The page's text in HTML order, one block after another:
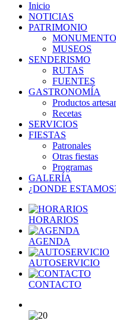
Inicio
NOTICIAS
PATRIMONIO
MUSEOS
SENDERISMO
RUTAS
FUENTES
GASTRONOMÍA
Productos
Recetas
SERVICIOS
FIESTAS
Patronales
Otras fiestas
Programas
GALERÍA
¿DONDE
HORARIOS
AGENDA
AUTOSERVICIO
CONTACTO